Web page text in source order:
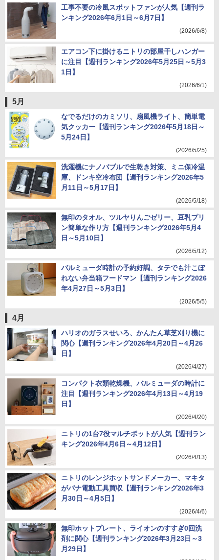
工事不要の冷風スポットファンが人気【週刊ラ
ンキング2026年6月1日～6月7日】
(2026/6/8)
エアコン下に掛けるニトリの部屋干しハンガー
に注目【週刊ランキング2026年5月25日～5月3
1日】
(2026/6/1)
5月
なでるだけのカミソリ、扇風機ライト、簡単電
気クッカー【週刊ランキング2026年5月18日～
5月24日】
(2026/5/25)
洗濯機にナノバブルで生乾き対策、ミニ保冷温
庫、ドンキ空冷布団【週刊ランキング2026年5
月11日～5月17日】
(2026/5/18)
無印のタオル、ツルヤりんごゼリー、豆乳プリ
ン簡単な作り方【週刊ランキング2026年5月4
日～5月10日】
(2026/5/12)
バルミューダ時計の予約好調、タテでも汁こぼ
れない弁当箱フードマン【週刊ランキング2026
年4月27日～5月3日】
(2026/5/5)
4月
ハリオのガラスせいろ、かんたん草芝刈り機に
関心【週刊ランキング2026年4月20日～4月26
日】
(2026/4/27)
コンパクト衣類乾燥機、バルミューダの時計に
注目【週刊ランキング2026年4月13日～4月19
日】
(2026/4/20)
ニトリの1台7役マルチポットが人気【週刊ラン
キング2026年4月6日～4月12日】
(2026/4/13)
ニトリのレンジホットサンドメーカー、マキタ
がパナ電動工具買収【週刊ランキング2026年3
月30日～4月5日】
(2026/4/6)
無印ホットプレート、ライオンのすすぎ0回洗
剤に関心【週刊ランキング2026年3月23日～3
月29日】